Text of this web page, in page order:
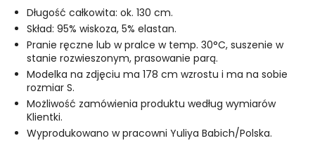
Długość całkowita: ok. 130 cm.
Skład: 95% wiskoza, 5% elastan.
Pranie ręczne lub w pralce w temp. 30°C, suszenie w
stanie rozwieszonym, prasowanie parą.
Modelka na zdjęciu ma 178 cm wzrostu i ma na sobie
rozmiar S.
Możliwość zamówienia produktu według wymiarów
Klientki.
Wyprodukowano w pracowni Yuliya Babich/Polska.